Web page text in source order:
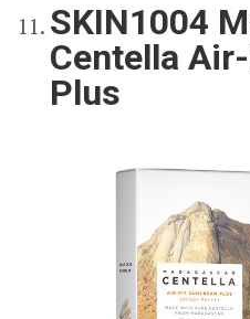
SKIN1004
Centella
Plus